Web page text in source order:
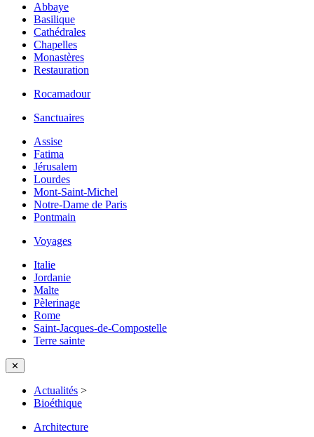
Abbaye
Basilique
Cathédrales
Chapelles
Monastères
Restauration
Rocamadour
Sanctuaires
Assise
Fatima
Jérusalem
Lourdes
Mont-Saint-Michel
Notre-Dame de Paris
Pontmain
Voyages
Italie
Jordanie
Malte
Pèlerinage
Rome
Saint-Jacques-de-Compostelle
Terre sainte
✕
Actualités >
Bioéthique
Architecture